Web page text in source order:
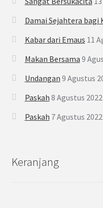
Damai Sejahtera bagi
Kabar dari Emaus 11
Makan Bersama 9
Undangan 9 Agustus
Paskah 8 Agustus 2022
Paskah 7 Agustus 2022
Keranjang